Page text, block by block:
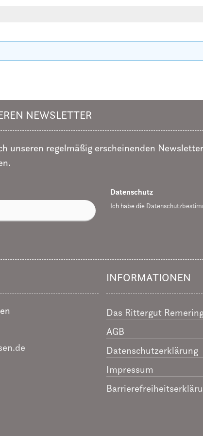
NEWSLETTER
unseren regelmäßig erscheinenden
Datenschutz
Ich habe die
INFORMATIONEN
Das Rittergut
AGB
Datenschutzerklärung
Impressum